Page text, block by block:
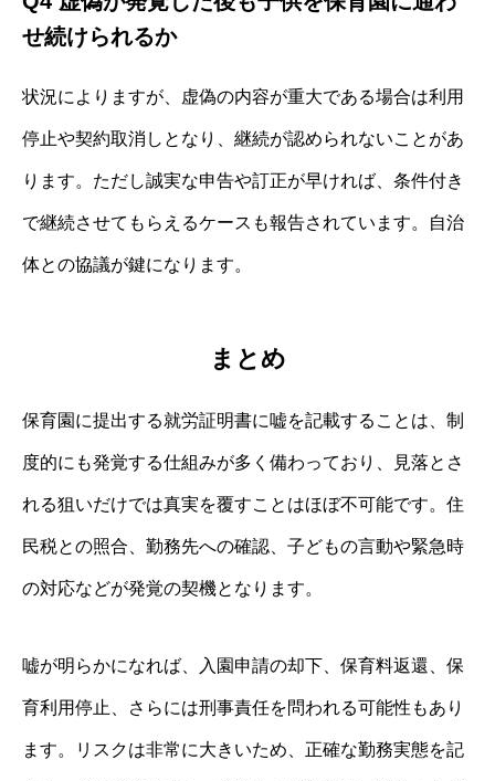
せ続けられるか
状況によりますが、虚偽の内容が重大である場合は利用
停止や契約取消しとなり、継続が認められないことがあ
ります。ただし誠実な申告や訂正が早ければ、条件付き
で継続させてもらえるケースも報告されています。自治
体との協議が鍵になります。
まとめ
保育園に提出する就労証明書に嘘を記載することは、制
度的にも発覚する仕組みが多く備わっており、見落とさ
れる狙いだけでは真実を覆すことはほぼ不可能です。住
民税との照合、勤務先への確認、子どもの言動や緊急時
の対応などが発覚の契機となります。
嘘が明らかになれば、入園申請の却下、保育料返還、保
育利用停止、さらには刑事責任を問われる可能性もあり
ます。リスクは非常に大きいため、正確な勤務実態を記